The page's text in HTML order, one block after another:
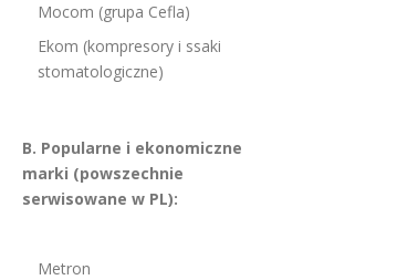
Mocom (grupa Cefla)
Ekom (kompresory i ssaki
stomatologiczne)
B. Popularne i ekonomiczne
marki (powszechnie
serwisowane w PL):
Metron